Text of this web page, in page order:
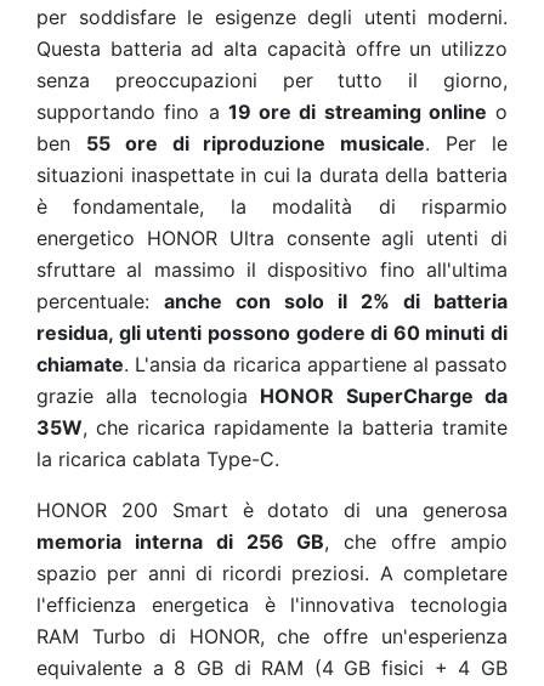
per soddisfare le esigenze degli utenti moderni.
Questa batteria ad alta capacità offre un utilizzo
senza preoccupazioni per tutto il giorno,
supportando fino a 19 ore di streaming online o
ben 55 ore di riproduzione musicale. Per le
situazioni inaspettate in cui la durata della batteria
è fondamentale, la modalità di risparmio
energetico HONOR Ultra consente agli utenti di
sfruttare al massimo il dispositivo fino all'ultima
percentuale: anche con solo il 2% di batteria
residua, gli utenti possono godere di 60 minuti di
chiamate. L'ansia da ricarica appartiene al passato
grazie alla tecnologia HONOR SuperCharge da
35W, che ricarica rapidamente la batteria tramite
la ricarica cablata Type-C.
HONOR 200 Smart è dotato di una generosa
memoria interna di 256 GB, che offre ampio
spazio per anni di ricordi preziosi. A completare
l'efficienza energetica è l'innovativa tecnologia
RAM Turbo di HONOR, che offre un'esperienza
equivalente a 8 GB di RAM (4 GB fisici + 4 GB